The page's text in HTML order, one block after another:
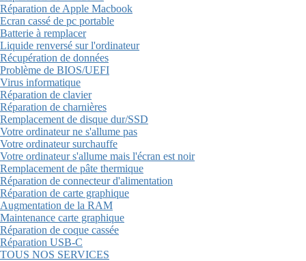
Réparation de Apple Macbook
Ecran cassé de pc portable
Batterie à remplacer
Liquide renversé sur l'ordinateur
Récupération de données
Problème de BIOS/UEFI
Virus informatique
Réparation de clavier
Réparation de charnières
Remplacement de disque dur/SSD
Votre ordinateur ne s'allume pas
Votre ordinateur surchauffe
Votre ordinateur s'allume mais l'écran est noir
Remplacement de pâte thermique
Réparation de connecteur d'alimentation
Réparation de carte graphique
Augmentation de la RAM
Maintenance carte graphique
Réparation de coque cassée
Réparation USB-C
TOUS NOS SERVICES